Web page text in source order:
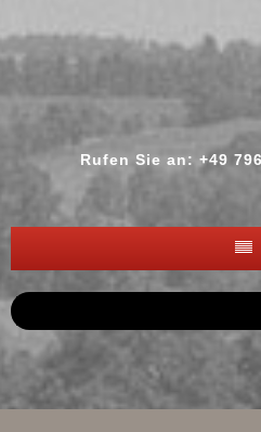
Rufen Sie an: +49
BSWF
Suchen
...